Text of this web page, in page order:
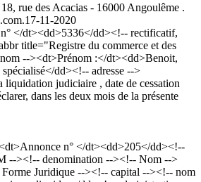
rue des Acacias - 16000 Angoulême .
17-11-2020
</dt><dd>5336</dd><!-- rectificatif,
title="Registre du commerce et des
--><dt>Prénom :</dt><dd>Benoit,
dd><!-- adresse -->
judiciaire , date de cessation
dans les deux mois de la présente
n° </dt><dd>205</dd><!--
--><!-- denomination --><!-- Nom -->
Juridique --><!-- capital --><!-- nom